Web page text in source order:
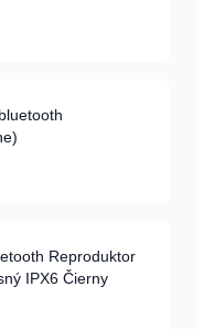
Reproduktor
IPX6 Čierny